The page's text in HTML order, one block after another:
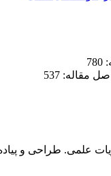
مقاله: 537
علمی. طراحی و